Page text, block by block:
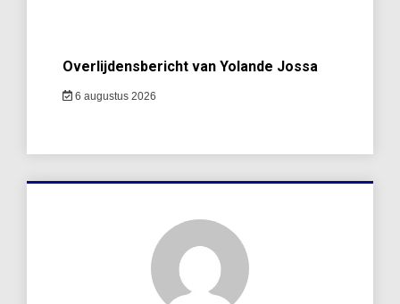
Overlijdensbericht van Yolande Jossa
6 augustus 2026